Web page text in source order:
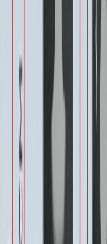
1 100 ₽
800 ₽
Другое по
1 500 ₽
Услуги
Услуги
Бесплатно
Бесплатно